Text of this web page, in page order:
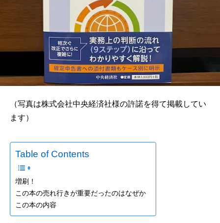
（写真は株式会社中央経済社様の許諾を得て掲載してい
ます）
Table of Contents
増刷！
この本の売れ行きが重要だったのはなぜか
この本の内容